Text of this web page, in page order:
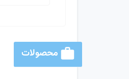
محصولات